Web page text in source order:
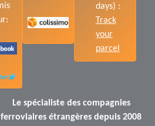
days) :
Track
your
parcel
Le spécialiste des compagnies
ferroviaires étrangères depuis 2008